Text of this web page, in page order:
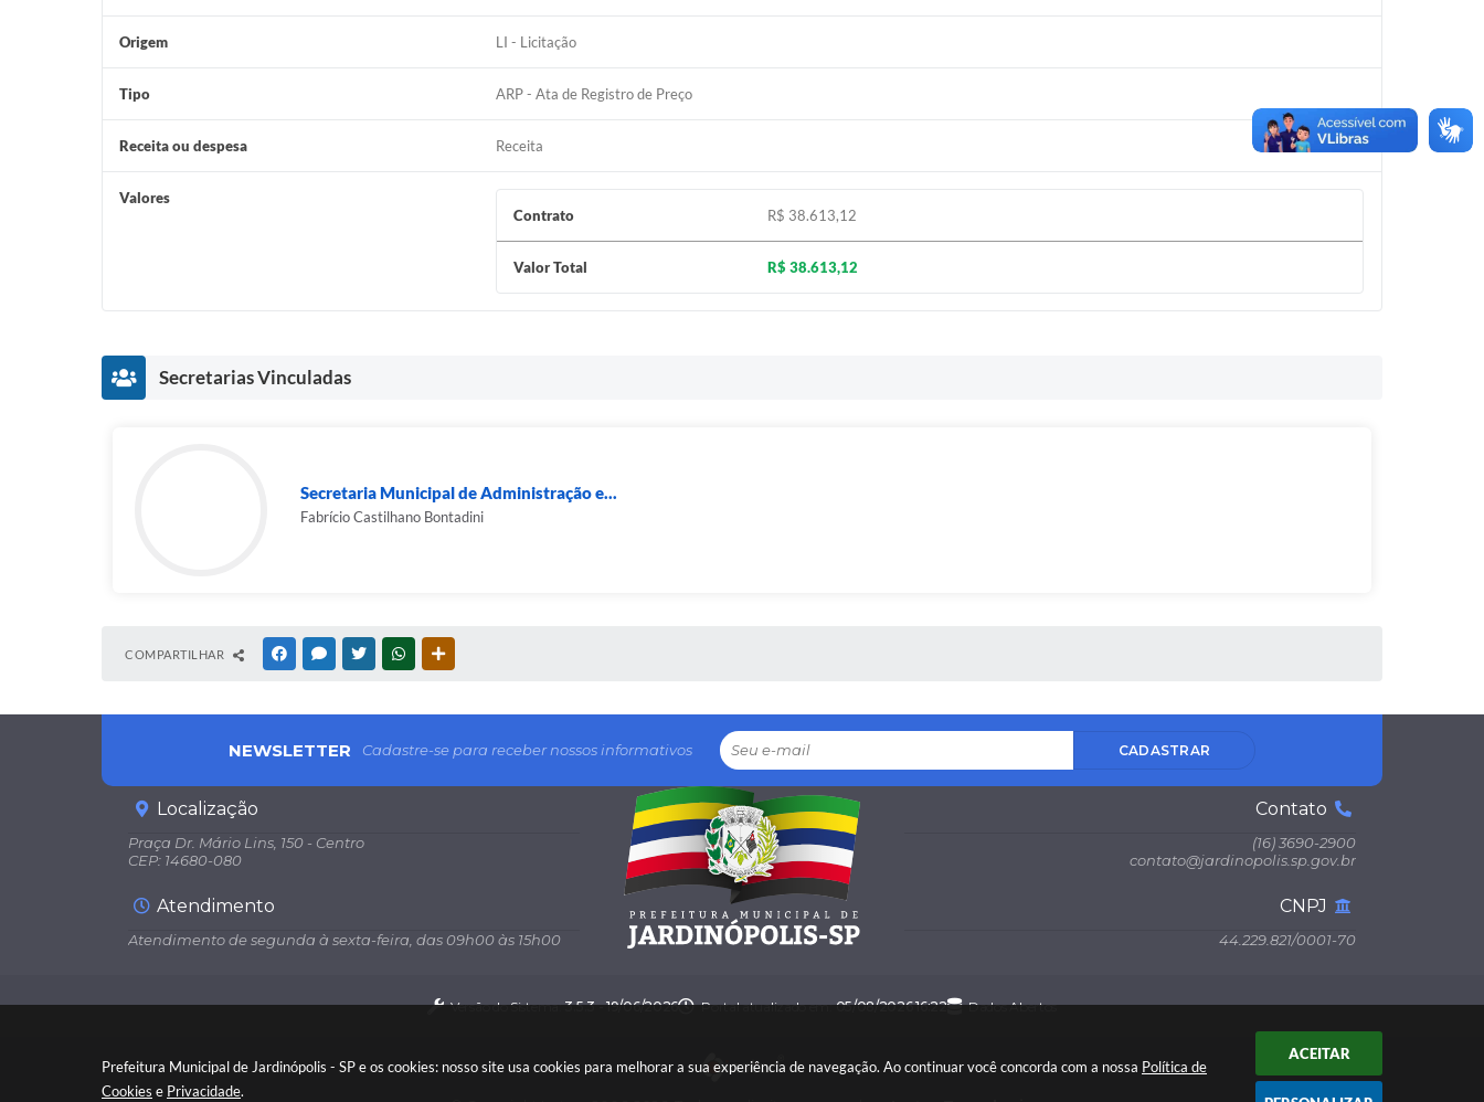
Prefeitura Municipal de Jardinópolis - SP e os cookies: nosso site usa cookies para melhorar a sua experiência de navegação. Ao continuar você concorda com a nossa Política de
Cookies e Privacidade.
ACEITAR
Origem LI - Licitação
Tipo ARP - Ata de Registro de Preço
Receita ou despesa Receita
Valores
Contrato
R$ 38.613,12
Valor Total R$ 38.613,12
Secretarias Vinculadas
Secretaria Municipal de Administração e...
Fabrício Castilhano Bontadini
COMPARTILHAR FACEBOOKMESSENGER
TWITTERWHATSAPP
NEWSLETTER Cadastre-se para receber nossos informativos CADASTRAR
Localização
Praça Dr. Mário Lins, 150 - Centro
CEP: 14680-080
Contato
(16) 3690-2900
contato@jardinopolis.sp.gov.br
Atendimento
Atendimento de segunda à sexta-feira, das 09h00 às 15h00
CNPJ
44.229.821/0001-70
Versão do Sistema:3.5.3 - 19/06/2026 Portal atualizado em:05/08/2026 16:22 Dados Abertos